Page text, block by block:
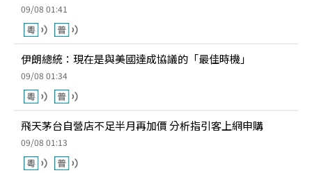
09/08 01:41
伊朗總統：現在是與美國達成協議的「最佳時機」
09/08 01:34
飛天茅台自營店不足半月再加價 分析指引客上網申購
09/08 01:13